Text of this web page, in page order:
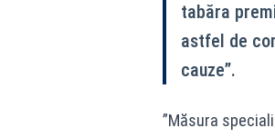
tabăra
astfel de
cauze”.
”Măsura